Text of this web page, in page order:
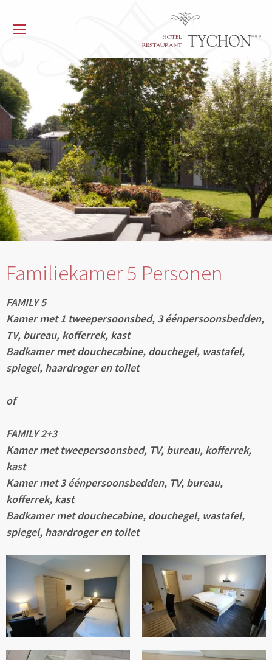
Familiekamer 5 Personen
FAMILY 5
Kamer met 1 tweepersoonsbed, 3 éénpersoonsbedden,
TV, bureau, kofferrek, kast
Badkamer met douchecabine, douchegel, wastafel,
spiegel, haardroger en toilet
of
FAMILY 2+3
Kamer met tweepersoonsbed, TV, bureau, kofferrek,
kast
Kamer met 3 éénpersoonsbedden, TV, bureau,
kofferrek, kast
Badkamer met douchecabine, douchegel, wastafel,
spiegel, haardroger en toilet